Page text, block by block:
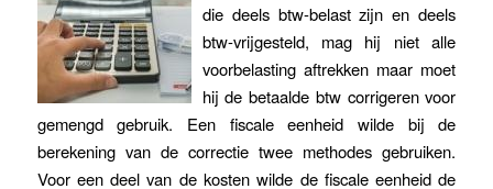
die deels btw-belast zijn en deels
btw-vrijgesteld, mag hij niet alle
voorbelasting aftrekken maar moet
hij de betaalde btw corrigeren voor
gemengd gebruik. Een fiscale eenheid wilde bij de
berekening van de correctie twee methodes gebruiken.
Voor een deel van de kosten wilde de fiscale eenheid de